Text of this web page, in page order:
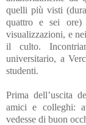
quelli più visti
quattro e sei ore)
visualizzazioni, e
il culto.
universitario, a
studenti.
Prima dell’uscita
amici e colleghi:
vedesse di buon